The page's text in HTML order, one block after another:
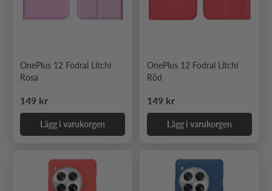
OnePlus 12 Fodral Litchi
Rosa
Ordinarie pris
149 kr
Lägg i varukorgen
OnePlus 12 Fodral Litchi
Röd
Ordinarie pris
149 kr
Lägg i varukorgen